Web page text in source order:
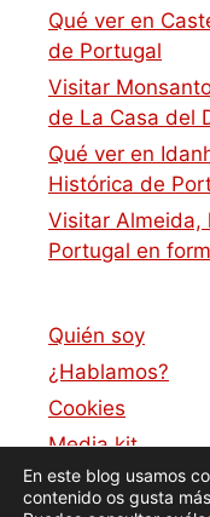
Qué ver en
de Portugal
Visitar
de La Casa del
Qué ver en
Histórica de
Visitar Almeida,
Portugal en
Quién soy
¿Hablamos?
Cookies
Media kit
Política de
En este blog usamos
contenido os gusta